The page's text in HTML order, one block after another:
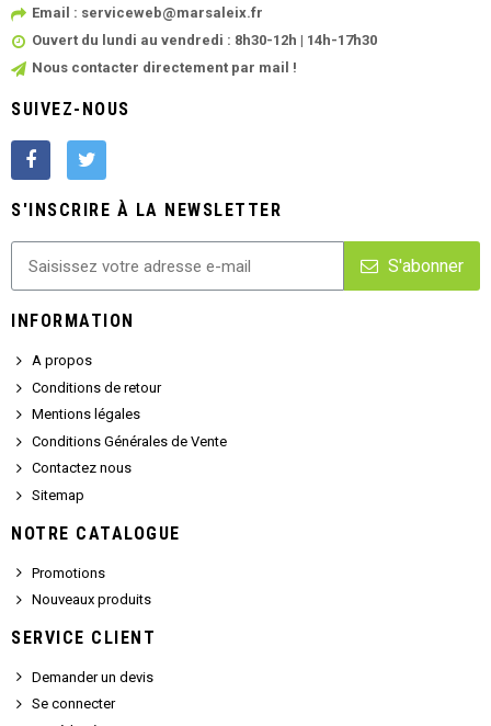
Email : serviceweb@marsaleix.fr
Ouvert du lundi au vendredi : 8h30-12h | 14h-17h30
Nous contacter directement par mail !
SUIVEZ-NOUS
S'INSCRIRE À LA NEWSLETTER
S'abonner
INFORMATION
A propos
Conditions de retour
Mentions légales
Conditions Générales de Vente
Contactez nous
Sitemap
NOTRE CATALOGUE
Promotions
Nouveaux produits
SERVICE CLIENT
Demander un devis
Se connecter